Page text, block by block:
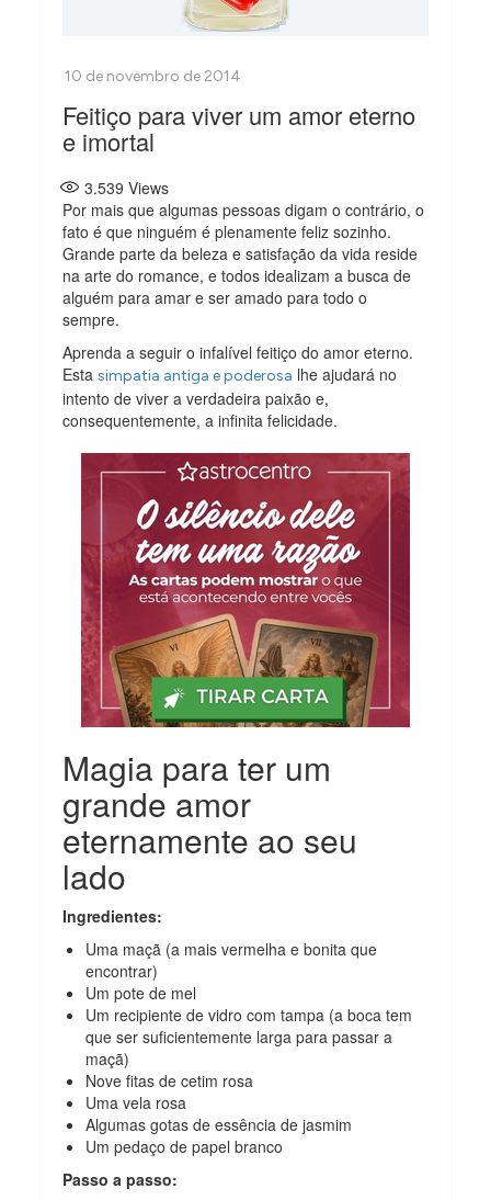
Feitiço para viver um amor eterno
e imortal
3.539 Views
Por mais que algumas pessoas digam o contrário, o
fato é que ninguém é plenamente feliz sozinho.
Grande parte da beleza e satisfação da vida reside
na arte do romance, e todos idealizam a busca de
alguém para amar e ser amado para todo o
sempre.
Aprenda a seguir o infalível feitiço do amor eterno.
Estasimpatia antiga e poderosa lhe ajudará no
intento de viver a verdadeira paixão e,
consequentemente, a infinita felicidade.
Magia para ter um
grande amor
eternamente ao seu
lado
Ingredientes:
Uma maçã (a mais vermelha e bonita que
encontrar)
Um pote de mel
Um recipiente de vidro com tampa (a boca tem
que ser suficientemente larga para passar a
maçã)
Nove fitas de cetim rosa
Uma vela rosa
Algumas gotas de essência de jasmim
Um pedaço de papel branco
Passo a passo: